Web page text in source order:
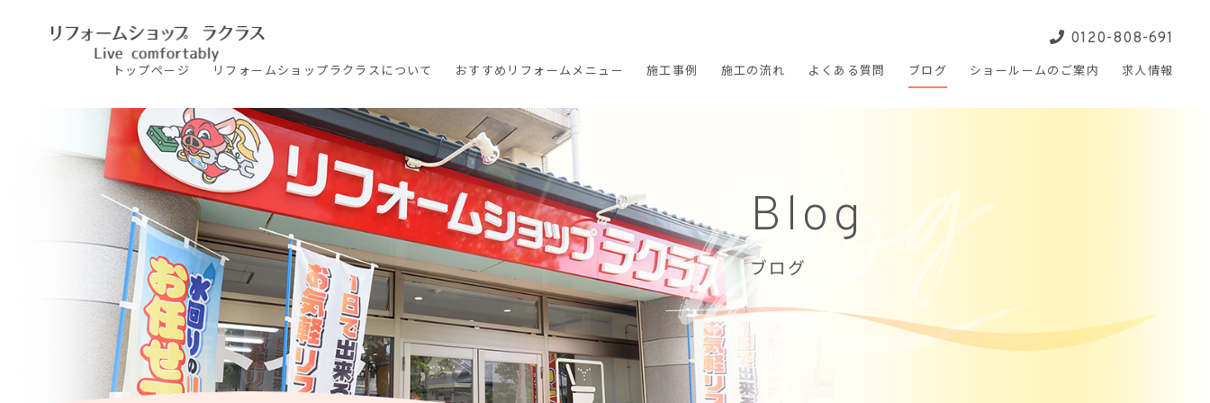
トップページ リフォームショップラクラスについて おすすめ リフォームメニュー 施工事例 施工の流れ よくある質問 ブログ ショールームの ご案内 求人情報
0120-808-691
Blog
ブログ